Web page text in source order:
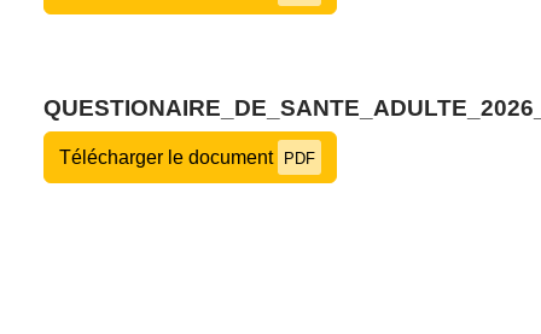
Télécharger le document PDF